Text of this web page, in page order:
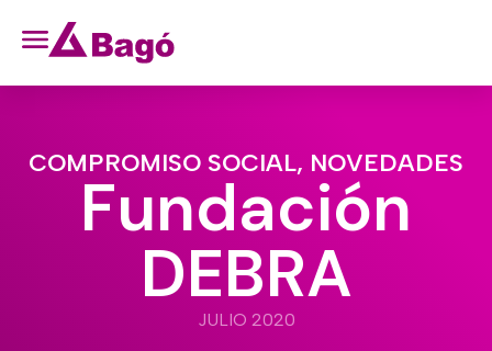
COMPROMISO SOCIAL, NOVEDADES
Fundación
DEBRA
JULIO 2020